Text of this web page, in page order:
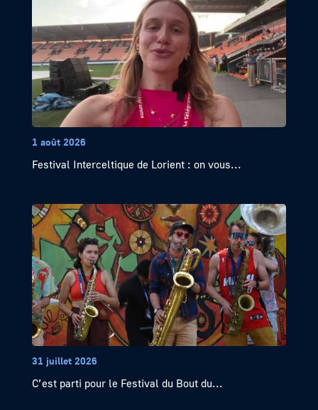
1 août 2026
Festival Interceltique de Lorient : on vous...
31 juillet 2026
C’est parti pour le Festival du Bout du...